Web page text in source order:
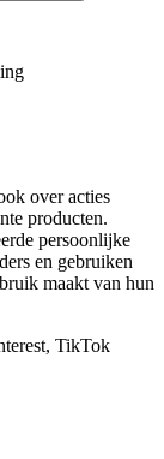
over acties
producten.
persoonlijke
en gebruiken
maakt van hun
TikTok